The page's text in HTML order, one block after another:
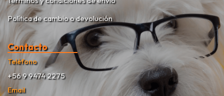
Política de cambio o devolución
Contacto
Teléfono
+56 9 9474 2275
Email